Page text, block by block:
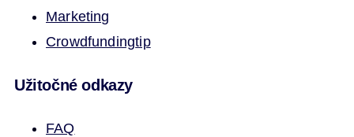
Marketing
Crowdfundingtip
Užitočné odkazy
FAQ